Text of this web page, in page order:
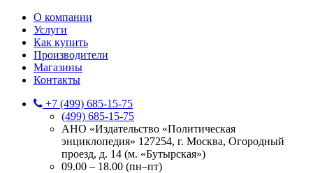
О компании
Услуги
Как купить
Производители
Магазины
Контакты
+7 (499) 685-15-75
(499) 685-15-75
АНО «Издательство «Политическая
энциклопедия» 127254, г. Москва, Огородный
проезд, д. 14 (м. «Бутырская»)
09.00 – 18.00 (пн–пт)